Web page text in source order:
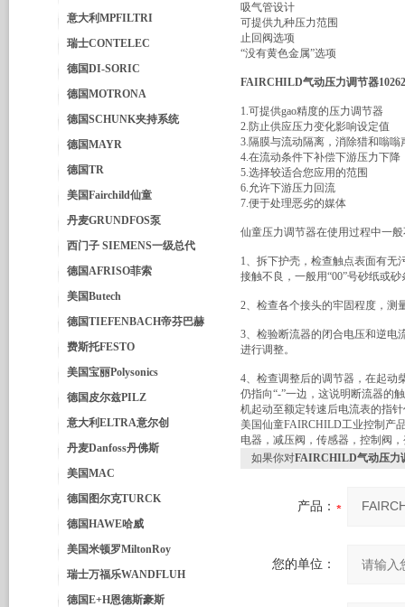
意大利MPFILTRI
瑞士CONTELEC
德国DI-SORIC
德国MOTRONA
德国SCHUNK夹持系统
德国MAYR
德国TR
美国Fairchild仙童
丹麦GRUNDFOS泵
西门子 SIEMENS一级总代
德国AFRISO菲索
美国Butech
德国TIEFENBACH帝芬巴赫
费斯托FESTO
美国宝丽Polysonics
德国皮尔兹PILZ
意大利ELTRA意尔创
丹麦Danfoss丹佛斯
美国MAC
德国图尔克TURCK
德国HAWE哈威
美国米顿罗MiltonRoy
瑞士万福乐WANDFLUH
德国E+H恩德斯豪斯
吸气管设计
可提供九种压力范围
止回阀选项
“没有黄色金属”选项
FAIRCHILD气动压力调节器
1.可提供gao精度的压力调节器
2.防止供应压力变化影响设定值
3.隔膜与流动隔离，消除猎和嗡嗡
4.在流动条件下补偿下游压力下降
5.选择较适合您应用的范围
6.允许下游压力回流
7.便于处理恶劣的媒体
仙童压力调节器在使用过程中一
1、拆下护壳，检查触点表面有无
接触不良，一般用“00”号砂纸或
2、检查各个接头的牢固程度，测
3、检验断流器的闭合电压和逆电
进行调整。
4、检查调整后的调节器，在起动
仍指向“-”一边，这说明断流器的
机起动至额定转速后电流表的指
美国仙童FAIRCHILD工业控制产
电器，减压阀，传感器，控制阀
如果你对FAIRCHILD气动压力
产品：
您的单位：